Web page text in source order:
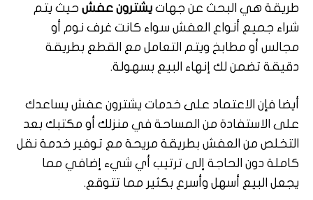
طريقة هي البحث عن جهات يشترون عفش حيث يتم
شراء جميع أنواع العفش سواء كانت غرف نوم أو
مجالس أو مطابخ ويتم التعامل مع القطع بطريقة
دقيقة تضمن لك إنهاء البيع بسهولة.
أيضا فإن الاعتماد على خدمات يشترون عفش يساعدك
على الاستفادة من المساحة في منزلك أو مكتبك بعد
التخلص من العفش بطريقة مريحة مع توفير خدمة نقل
كاملة دون الحاجة إلى ترتيب أي شيء إضافي مما
يجعل البيع أسهل وأسرع بكثير مما تتوقع.